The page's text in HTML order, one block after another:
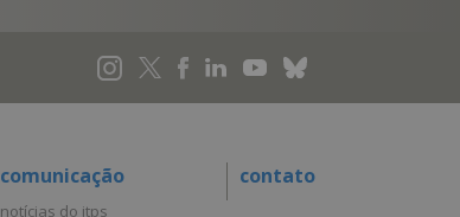
comunicação
notícias do itps
contato